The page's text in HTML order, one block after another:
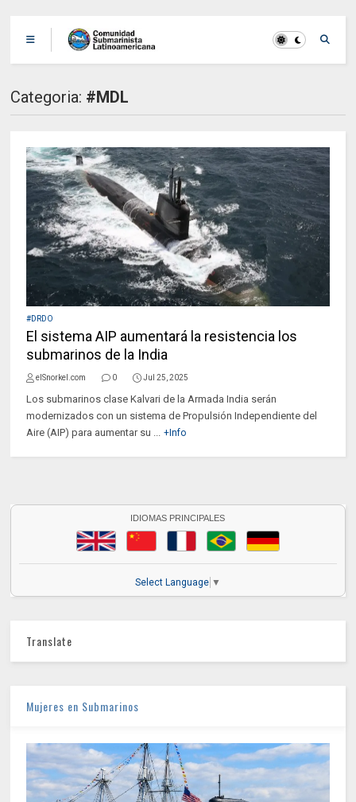
Categoria: #MDL
#DRDO
El sistema AIP aumentará la resistencia los
submarinos de la India
elSnorkel.com 0 Jul 25, 2025
Los submarinos clase Kalvari de la Armada India serán
modernizados con un sistema de Propulsión Independiente del
Aire (AIP) para aumentar su ... +Info
IDIOMAS PRINCIPALES
Select Language ▼
Translate
Mujeres en Submarinos